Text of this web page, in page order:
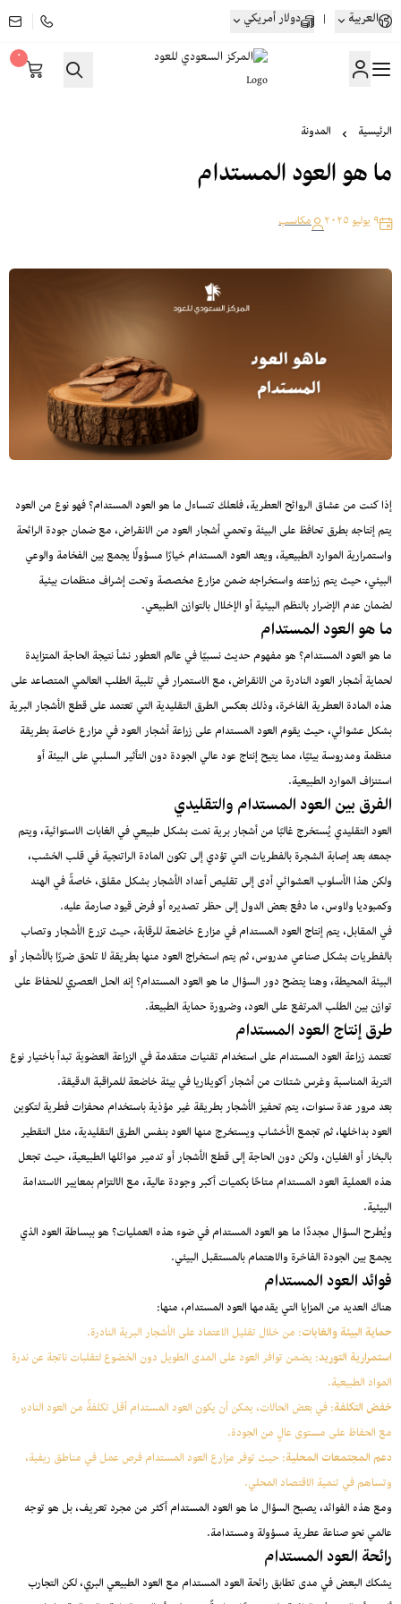
العربية | دولار أمريكي
المركز السعودي للعود
٠
الرئيسية المدونة
ما هو العود المستدام
٩ يوليو ٢٠٢٥ مكاسب
إذا كنت من عشاق الروائح العطرية، فلعلك تتساءل ما هو العود المستدام؟ فهو نوع من العود
يتم إنتاجه بطرق تحافظ على البيئة وتحمي أشجار العود من الانقراض، مع ضمان جودة الرائحة
واستمرارية الموارد الطبيعية، ويعد العود المستدام خيارًا مسؤولًا يجمع بين الفخامة والوعي
البيئي، حيث يتم زراعته واستخراجه ضمن مزارع مخصصة وتحت إشراف منظمات بيئية
لضمان عدم الإضرار بالنظم البيئية أو الإخلال بالتوازن الطبيعي.
ما هو العود المستدام
ما هو العود المستدام؟ هو مفهوم حديث نسبيًا في عالم العطور نشأ نتيجة الحاجة المتزايدة
لحماية أشجار العود النادرة من الانقراض، مع الاستمرار في تلبية الطلب العالمي المتصاعد على
هذه المادة العطرية الفاخرة، وذلك بعكس الطرق التقليدية التي تعتمد على قطع الأشجار البرية
بشكل عشوائي، حيث يقوم العود المستدام على زراعة أشجار العود في مزارع خاصة بطريقة
منظمة ومدروسة بيئيًا، مما يتيح إنتاج عود عالي الجودة دون التأثير السلبي على البيئة أو
استنزاف الموارد الطبيعية.
الفرق بين العود المستدام والتقليدي
العود التقليدي يُستخرج غالبًا من أشجار برية نمت بشكل طبيعي في الغابات الاستوائية، ويتم
جمعه بعد إصابة الشجرة بالفطريات التي تؤدي إلى تكون المادة الراتنجية في قلب الخشب،
ولكن هذا الأسلوب العشوائي أدى إلى تقليص أعداد الأشجار بشكل مقلق، خاصةً في الهند
وكمبوديا ولاوس، ما دفع بعض الدول إلى حظر تصديره أو فرض قيود صارمة عليه.
في المقابل، يتم إنتاج العود المستدام في مزارع خاضعة للرقابة، حيث تزرع الأشجار وتصاب
بالفطريات بشكل صناعي مدروس، ثم يتم استخراج العود منها بطريقة لا تلحق ضررًا بالأشجار أو
البيئة المحيطة، وهنا يتضح دور السؤال ما هو العود المستدام؟ إنه الحل العصري للحفاظ على
توازن بين الطلب المرتفع على العود، وضرورة حماية الطبيعة.
طرق إنتاج العود المستدام
تعتمد زراعة العود المستدام على استخدام تقنيات متقدمة في الزراعة العضوية تبدأ باختيار نوع
التربة المناسبة وغرس شتلات من أشجار أكويلاريا في بيئة خاضعة للمراقبة الدقيقة.
بعد مرور عدة سنوات، يتم تحفيز الأشجار بطريقة غير مؤذية باستخدام محفزات فطرية لتكوين
العود بداخلها، ثم تجمع الأخشاب ويستخرج منها العود بنفس الطرق التقليدية، مثل التقطير
بالبخار أو الغليان، ولكن دون الحاجة إلى قطع الأشجار أو تدمير موائلها الطبيعية، حيث تجعل
هذه العملية العود المستدام متاحًا بكميات أكبر وجودة عالية، مع الالتزام بمعايير الاستدامة
البيئية.
ويُطرح السؤال مجددًا ما هو العود المستدام في ضوء هذه العمليات؟ هو ببساطة العود الذي
يجمع بين الجودة الفاخرة والاهتمام بالمستقبل البيئي.
فوائد العود المستدام
هناك العديد من المزايا التي يقدمها العود المستدام، منها:
حماية البيئة والغابات: من خلال تقليل الاعتماد على الأشجار البرية النادرة.
استمرارية التوريد: يضمن توافر العود على المدى الطويل دون الخضوع لتقلبات ناتجة عن ندرة
المواد الطبيعية.
خفض التكلفة: في بعض الحالات، يمكن أن يكون العود المستدام أقل تكلفةً من العود النادر،
مع الحفاظ على مستوى عالٍ من الجودة.
دعم المجتمعات المحلية: حيث توفر مزارع العود المستدام فرص عمل في مناطق ريفية،
وتساهم في تنمية الاقتصاد المحلي.
ومع هذه الفوائد، يصبح السؤال ما هو العود المستدام أكثر من مجرد تعريف، بل هو توجه
عالمي نحو صناعة عطرية مسؤولة ومستدامة.
رائحة العود المستدام
يشكك البعض في مدى تطابق رائحة العود المستدام مع العود الطبيعي البري، لكن التجارب